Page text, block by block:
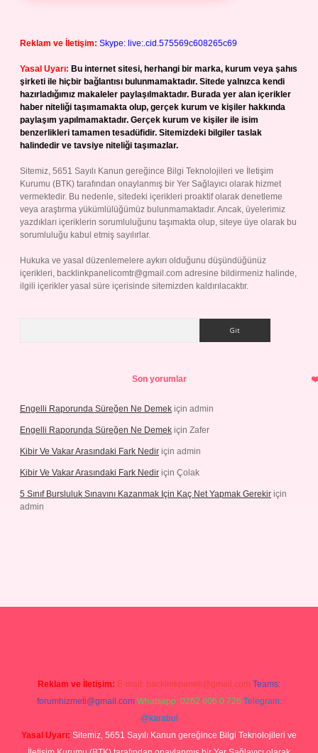
Reklam ve İletişim: Skype: live:.cid.575569c608265c69
Yasal Uyarı: Bu internet sitesi, herhangi bir marka, kurum veya şahıs
şirketi ile hiçbir bağlantısı bulunmamaktadır. Sitede yalnızca kendi
hazırladığımız makaleler paylaşılmaktadır. Burada yer alan içerikler
haber niteliği taşımamakta olup, gerçek kurum ve kişiler hakkında
paylaşım yapılmamaktadır. Gerçek kurum ve kişiler ile isim
benzerlikleri tamamen tesadüfidir. Sitemizdeki bilgiler taslak
halindedir ve tavsiye niteliği taşımazlar.
Sitemiz, 5651 Sayılı Kanun gereğince Bilgi Teknolojileri ve İletişim
Kurumu (BTK) tarafından onaylanmış bir Yer Sağlayıcı olarak hizmet
vermektedir. Bu nedenle, sitedeki içerikleri proaktif olarak denetleme
veya araştırma yükümlülüğümüz bulunmamaktadır. Ancak, üyelerimiz
yazdıkları içeriklerin sorumluluğunu taşımakta olup, siteye üye olarak bu
sorumluluğu kabul etmiş sayılırlar.
Hukuka ve yasal düzenlemelere aykırı olduğunu düşündüğünüz
içerikleri, backlinkpanelicomtr@gmail.com adresine bildirmeniz halinde,
ilgili içerikler yasal süre içerisinde sitemizden kaldırılacaktır.
Son yorumlar
Engelli Raporunda Süreğen Ne Demek için admin
Engelli Raporunda Süreğen Ne Demek için Zafer
Kibir Ve Vakar Arasındaki Fark Nedir için admin
Kibir Ve Vakar Arasındaki Fark Nedir için Çolak
5 Sınıf Bursluluk Sınavını Kazanmak Için Kaç Net Yapmak Gerekir için
admin
Reklam ve İletişim: E-mail: backlinkpaneli@gmail.com Teams:
forumhizmeti@gmail.com Whatsapp: 0262 606 0 726 Telegram:
@karabul
Yasal Uyarı: Sitemiz, 5651 Sayılı Kanun gereğince Bilgi Teknolojileri ve